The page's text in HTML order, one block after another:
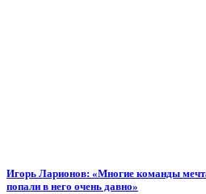
Игорь Ларионов: «Многие команды
попали в него очень давно»